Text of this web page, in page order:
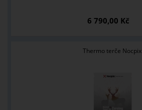
6 790,00 Kč
Thermo terče Nocpix